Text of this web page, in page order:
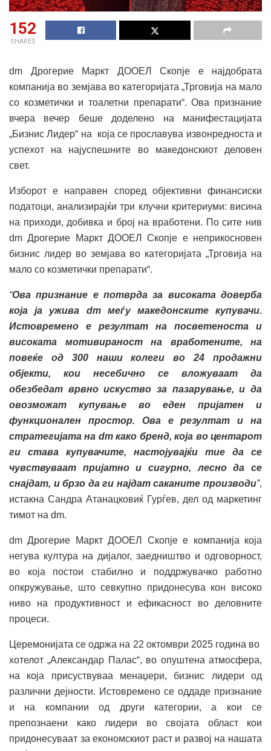
152
SHARES
dm Дрогерие Маркт ДООЕЛ Скопје е најдобрата
компанија во земјава во категоријата „Трговија на мало
со козметички и тоалетни препарати“. Ова признание
вчера вечер беше доделено на манифестацијата
„Бизнис Лидер“ на која се прославува извонредноста и
успехот на најуспешните во македонскиот деловен
свет.
Изборот е направен според објективни финансиски
податоци, анализирајќи три клучни критериуми: висина
на приходи, добивка и број на вработени. По сите нив
dm Дрогерие Маркт ДООЕЛ Скопје е неприкосновен
бизнис лидер во земјава во категоријата „Трговија на
мало со козметички препарати“.
“Ова признание е потврда за високата доверба
која ја ужива dm меѓу македонските купувачи.
Истовремено е резултат на посветеноста и
високата мотивираност на вработените, на
повеќе од 300 наши колеги во 24 продажни
објекти, кои несебично се вложуваат да
обезбедат врвно искуство за пазарување, и да
овозможат купување во еден пријатен и
функционален простор. Ова е резултат и на
стратегијата на dmкако бренд, која во центарот
ги става купувачите, настојувајќи тие да се
чувствуваат пријатно и сигурно, лесно да се
снајдат, и брзо да ги најдат саканите производи”,
истакна Сандра Атанацковиќ Гурѓев, дел од маркетинг
тимот на dm.
dm Дрогерие Маркт ДООЕЛ Скопје е компанија која
негува култура на дијалог, заедништво и одговорност,
во која постои стабилно и поддржувачко работно
опкружување, што севкупно придонесува кон високо
ниво на продуктивност и ефикасност во деловните
процеси.
Церемонијата се одржа на 22 октомври 2025 година во
хотелот „Александар Палас“, во опуштена атмосфера,
на која присуствуваа менаџери, бизнис лидери од
различни дејности. Истовремено се оддаде признание
и на компании од други категории, а кои се
препознаени како лидери во својата област кои
придонесуваат за економскиот раст и развој на нашата